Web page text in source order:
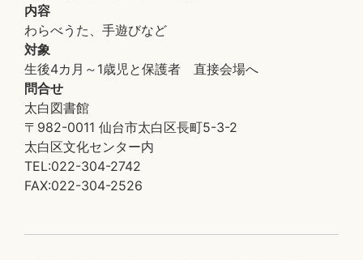
内容
わらべうた、手遊びなど
対象
生後4カ月～1歳児と保護者 直接会場へ
問合せ
太白図書館
〒982-0011 仙台市太白区長町5-3-2
太白区文化センター内
TEL:022-304-2742
FAX:022-304-2526